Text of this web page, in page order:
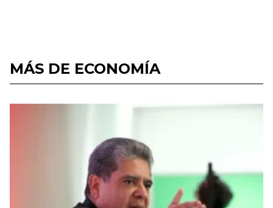
MÁS DE ECONOMÍA